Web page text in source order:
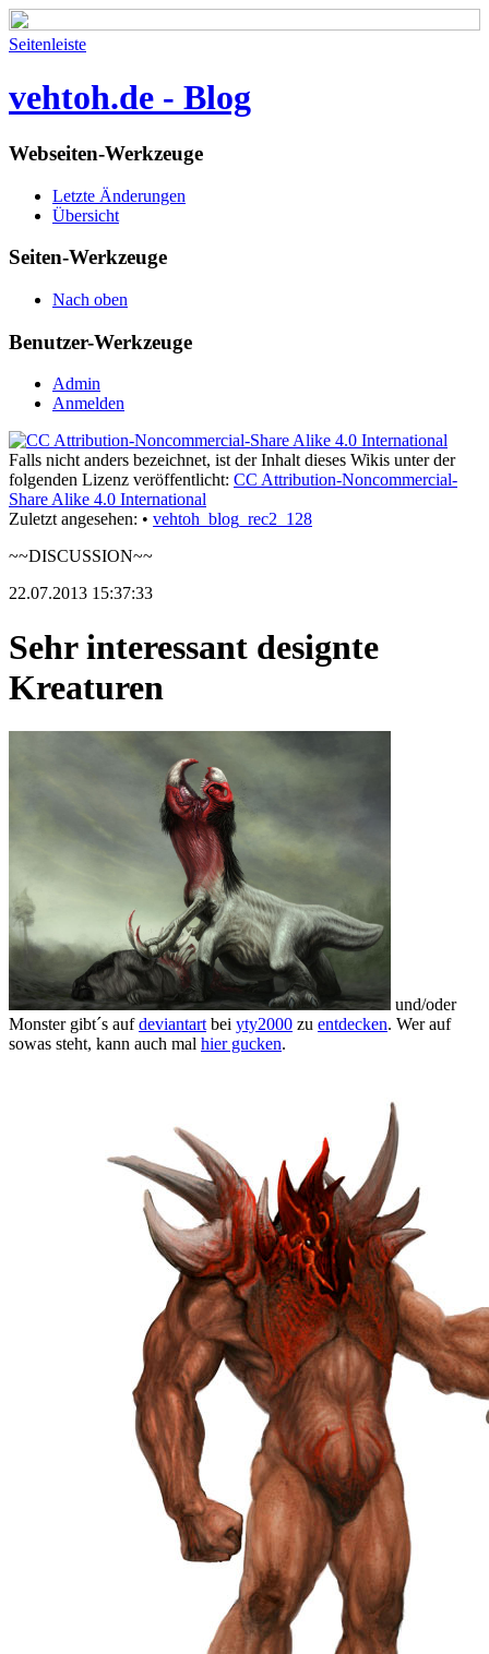
Seitenleiste
vehtoh.de - Blog
Webseiten-Werkzeuge
Letzte Änderungen
Übersicht
Seiten-Werkzeuge
Nach oben
Benutzer-Werkzeuge
Admin
Anmelden
Falls nicht anders bezeichnet, ist der Inhalt dieses Wikis unter der
folgenden Lizenz veröffentlicht: CC Attribution-Noncommercial-
Share Alike 4.0 International
Zuletzt angesehen: • vehtoh_blog_rec2_128
~~DISCUSSION~~
22.07.2013 15:37:33
Sehr interessant designte
Kreaturen
und/oder
Monster gibt´s aufdeviantart bei yty2000 zu entdecken. Wer auf
sowas steht, kann auch mal hier gucken.